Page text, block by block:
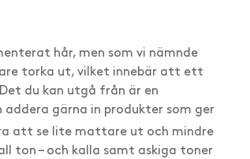
hår, men som vi nämnde
torka ut, vilket innebär att ett
du kan utgå från är en
addera gärna in produkter som ger
att se lite mattare ut och mindre
ton – och kalla samt askiga toner